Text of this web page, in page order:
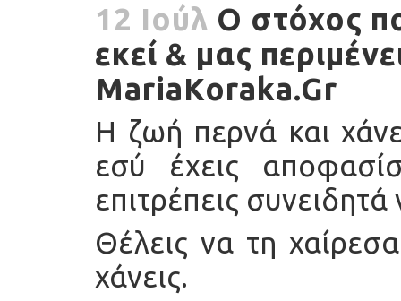
12 Ιούλ Ο στόχος
εκεί & μας
MariaKoraka.Gr
Η ζωή περνά και
εσύ έχεις
επιτρέπεις
Θέλεις να τη
χάνεις.